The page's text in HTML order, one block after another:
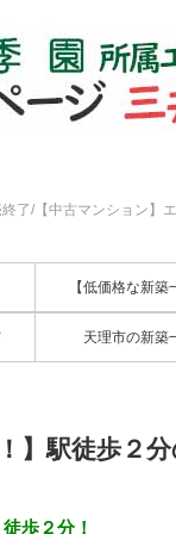
了/【中古マンション】
【低価格な新築
天理市の新築
！】駅徒歩２
歩２分！